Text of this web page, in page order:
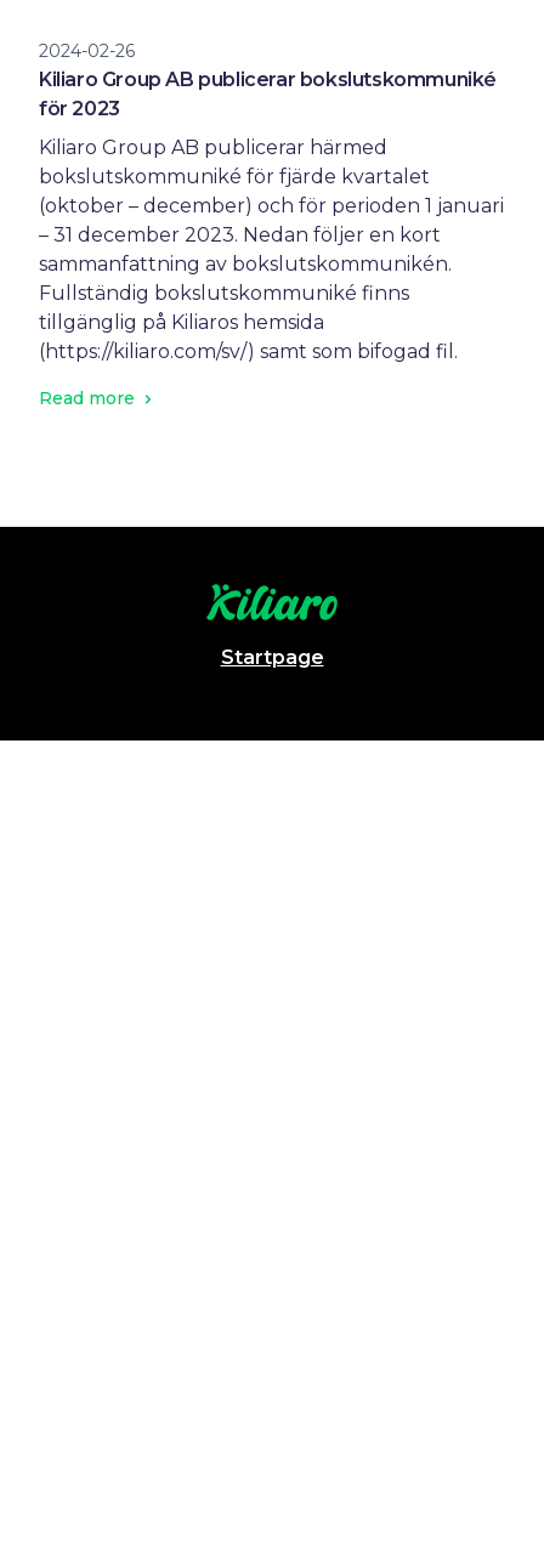
2024-02-26
Kiliaro Group AB publicerar bokslutskommuniké
för 2023
Kiliaro Group AB publicerar härmed
bokslutskommuniké för fjärde kvartalet
(oktober – december) och för perioden 1 januari
– 31 december 2023. Nedan följer en kort
sammanfattning av bokslutskommunikén.
Fullständig bokslutskommuniké finns
tillgänglig på Kiliaros hemsida
(https://kiliaro.com/sv/) samt som bifogad fil.
Read more
Startpage